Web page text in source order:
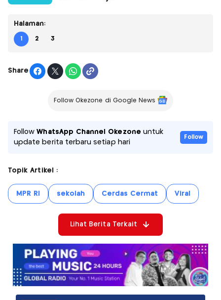
Halaman:
1 2 3
Share
Follow Okezone di Google News
FollowWhatsApp Channel Okezone untuk
update berita terbaru setiap hari
Follow
Topik Artikel :
MPR RI sekolah Cerdas Cermat Viral
Lihat Berita Terkait